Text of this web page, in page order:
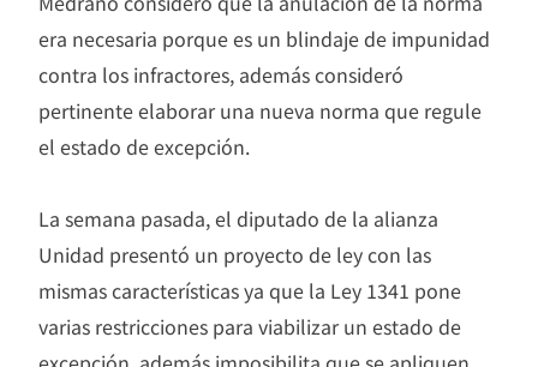
era necesaria porque es un blindaje de impunidad
contra los infractores, además consideró
pertinente elaborar una nueva norma que regule
el estado de excepción.
La semana pasada, el diputado de la alianza
Unidad presentó un proyecto de ley con las
mismas características ya que la Ley 1341 pone
varias restricciones para viabilizar un estado de